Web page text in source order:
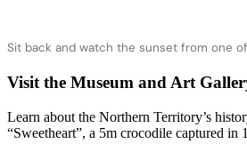
Sit back and watch the sunset from one
Visit the Museum and Art
Learn about the Northern Territory’s
“Sweetheart”, a 5m crocodile captured in